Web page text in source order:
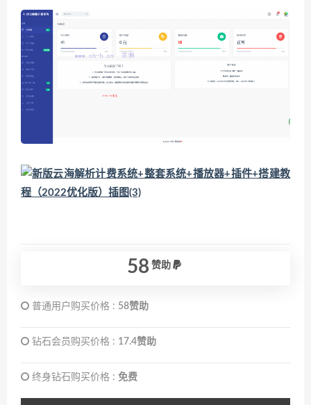
58 赞助
普通用户购买价格 : 58赞助
钻石会员购买价格 : 17.4赞助
终身钻石购买价格 : 免费